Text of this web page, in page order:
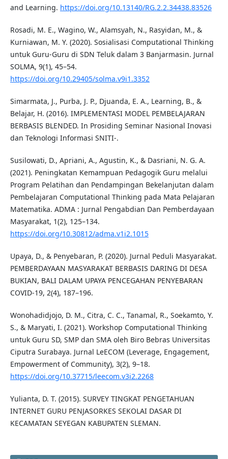
and Learning. https://doi.org/10.13140/RG.2.2.34438.83526
Rosadi, M. E., Wagino, W., Alamsyah, N., Rasyidan, M., &
Kurniawan, M. Y. (2020). Sosialisasi Computational Thinking
untuk Guru-Guru di SDN Teluk dalam 3 Banjarmasin. Jurnal
SOLMA, 9(1), 45–54.
https://doi.org/10.29405/solma.v9i1.3352
Simarmata, J., Purba, J. P., Djuanda, E. A., Learning, B., &
Belajar, H. (2016). IMPLEMENTASI MODEL PEMBELAJARAN
BERBASIS BLENDED. In Prosiding Seminar Nasional Inovasi
dan Teknologi Informasi SNITI-.
Susilowati, D., Apriani, A., Agustin, K., & Dasriani, N. G. A.
(2021). Peningkatan Kemampuan Pedagogik Guru melalui
Program Pelatihan dan Pendampingan Bekelanjutan dalam
Pembelajaran Computational Thinking pada Mata Pelajaran
Matematika. ADMA : Jurnal Pengabdian Dan Pemberdayaan
Masyarakat, 1(2), 125–134.
https://doi.org/10.30812/adma.v1i2.1015
Upaya, D., & Penyebaran, P. (2020). Jurnal Peduli Masyarakat.
PEMBERDAYAAN MASYARAKAT BERBASIS DARING DI DESA
BUKIAN, BALI DALAM UPAYA PENCEGAHAN PENYEBARAN
COVID-19, 2(4), 187–196.
Wonohadidjojo, D. M., Citra, C. C., Tanamal, R., Soekamto, Y.
S., & Maryati, I. (2021). Workshop Computational Thinking
untuk Guru SD, SMP dan SMA oleh Biro Bebras Universitas
Ciputra Surabaya. Jurnal LeECOM (Leverage, Engagement,
Empowerment of Community), 3(2), 9–18.
https://doi.org/10.37715/leecom.v3i2.2268
Yulianta, D. T. (2015). SURVEY TINGKAT PENGETAHUAN
INTERNET GURU PENJASORKES SEKOLAI DASAR DI
KECAMATAN SEYEGAN KABUPATEN SLEMAN.